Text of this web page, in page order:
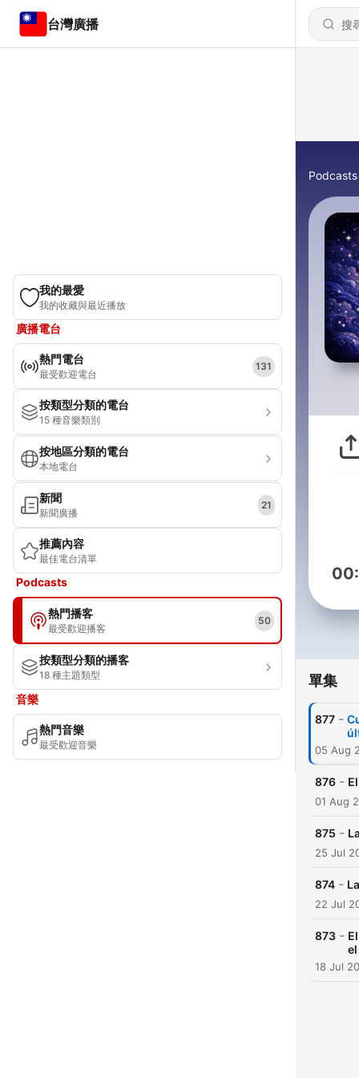
台灣廣播
我的最愛
我的收藏與最近播放
廣播電台
熱門電台
最受歡迎電台
131
按類型分類的電台
15 種音樂類別
按地區分類的電台
本地電台
新聞
新聞廣播
21
推薦內容
最佳電台清單
Podcasts
熱門播客
最受歡迎播客
50
按類型分類的播客
18 種主題類型
音樂
熱門音樂
最受歡迎音樂
Podcasts
單集
877 -
05 Aug
876 -
01 Aug
875 -
25 Jul
874 -
22 Jul
873 -
18 Jul